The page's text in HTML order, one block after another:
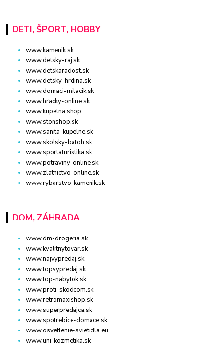
DETI, ŠPORT, HOBBY
www.kamenik.sk
www.detsky-raj.sk
www.detskaradost.sk
www.detsky-hrdina.sk
www.domaci-milacik.sk
www.hracky-online.sk
www.kupelna.shop
www.stonshop.sk
www.sanita-kupelne.sk
www.skolsky-batoh.sk
www.sportaturistika.sk
www.potraviny-online.sk
www.zlatnictvo-online.sk
www.rybarstvo-kamenik.sk
DOM, ZÁHRADA
www.dm-drogeria.sk
www.kvalitnytovar.sk
www.najvypredaj.sk
www.topvypredaj.sk
www.top-nabytok.sk
www.proti-skodcom.sk
www.retromaxishop.sk
www.superpredajca.sk
www.spotrebice-domace.sk
www.osvetlenie-svietidla.eu
www.uni-kozmetika.sk